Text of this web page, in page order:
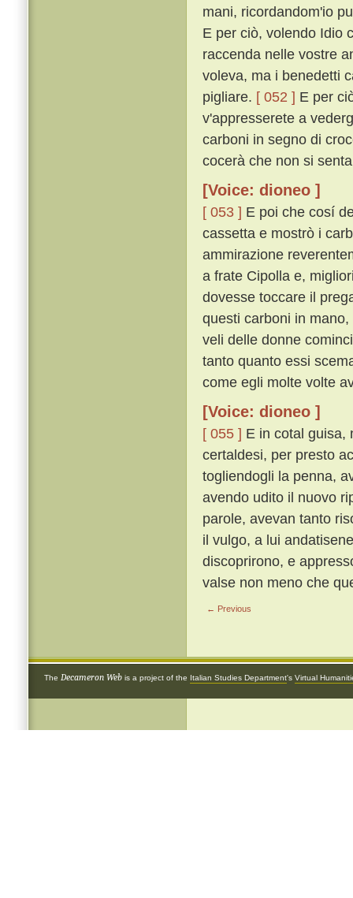
mani, ricordandom'io
E per ciò, volendo Idio
raccenda nelle vostre
voleva, ma i benedetti
pigliare. [ 052 ] E per
v'appresserete a
carboni in segno di
cocerà che non si
[Voice: dioneo ]
[ 053 ] E poi che cosí
cassetta e mostrò i
ammirazione
a frate Cipolla e,
dovesse toccare il
questi carboni in
veli delle donne
tanto quanto essi
come egli molte volte
[Voice: dioneo ]
[ 055 ] E in cotal guisa,
certaldesi, per presto
togliendogli la penna,
avendo udito il nuovo
parole, avevan tanto
il vulgo, a lui
discoprirono, e
valse non meno che
← Previous
The Decameron Web is a project of the Italian Studies Department's Virtual